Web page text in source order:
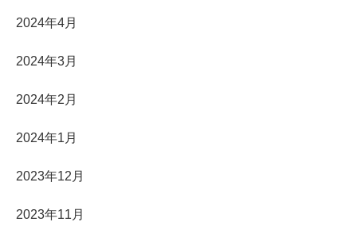
2024年4月
2024年3月
2024年2月
2024年1月
2023年12月
2023年11月